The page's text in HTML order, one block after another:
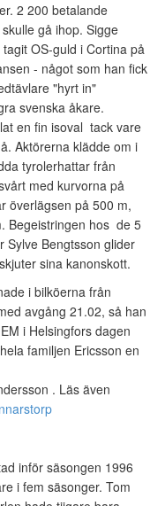
2 200 betalande
gå ihop. Sigge
OS-guld i Cortina på
- något som han fick
"hyrt in"
svenska åkare.
en fin isoval tack vare
Aktörerna klädde om i
tyrolerhattar från
med kurvorna på
överlägsen på 500 m,
Begeistringen hos de 5
Sylve Bengtsson glider
sina kanonskott.
i bilköerna från
avgång 21.02, så han
i Helsingfors dagen
familjen Ericsson en
. Läs även
inför säsongen 1996
i fem säsonger. Tom